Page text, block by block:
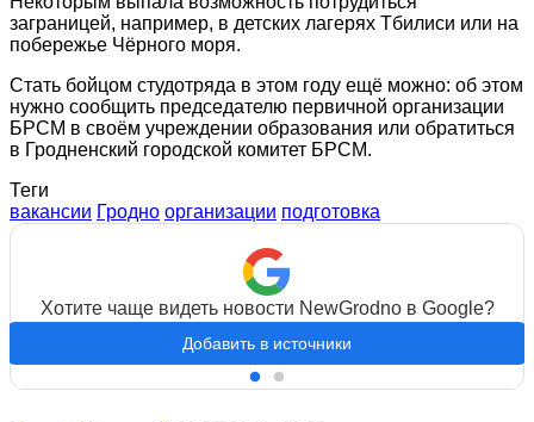
заграницей, например, в детских лагерях Тбилиси или на
побережье Чёрного моря.
Стать бойцом студотряда в этом году ещё можно: об этом
нужно сообщить председателю первичной организации
БРСМ в своём учреждении образования или обратиться
в Гродненский городской комитет БРСМ.
Теги
вакансии Гродно организации подготовка
Хотите чаще видеть новости NewGrodno в Google?
Добавить в источники